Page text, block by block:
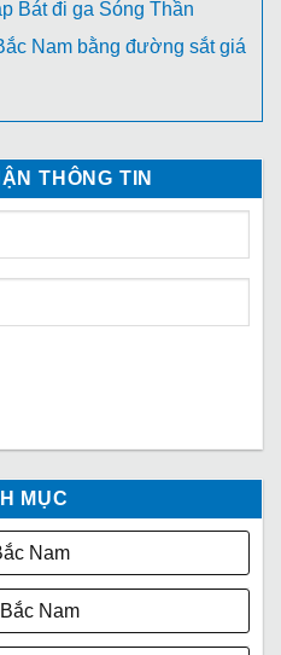
Bát đi ga Sóng Thần
Nam bằng đường sắt giá
THÔNG TIN
MỤC
Nam
Nam